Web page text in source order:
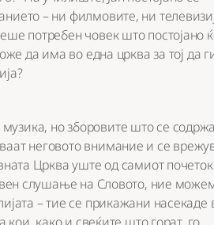
– ни филмовите, ни
потребен човек што постојано
да има во една црква за тој да
музика, но зборовите што се
неговото внимание и се
Црква уште од самиот
слушање на Словото, ние
– тие се прикажани насекаде